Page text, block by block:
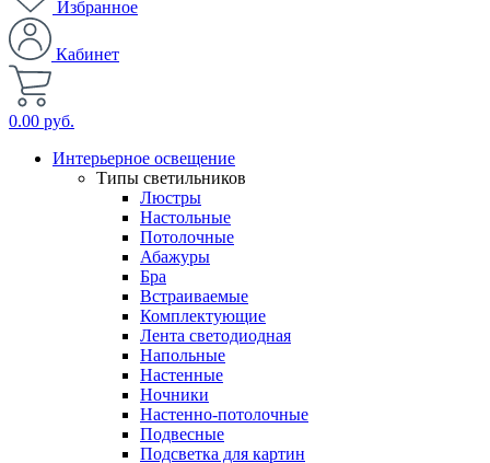
Избранное
Кабинет
0.00 руб.
Интерьерное освещение
Типы светильников
Люстры
Настольные
Потолочные
Абажуры
Бра
Встраиваемые
Комплектующие
Лента светодиодная
Напольные
Настенные
Ночники
Настенно-потолочные
Подвесные
Подсветка для картин